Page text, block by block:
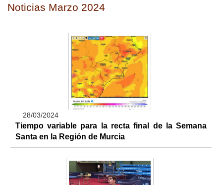
Noticias Marzo 2024
28/03/2024
Tiempo variable para la recta final de la Semana
Santa en la Región de Murcia